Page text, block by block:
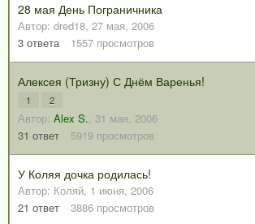
28 мая День Пограничника
Автор: dred18, 27 мая, 2006
3 ответа 1557 просмотров
Алексея (Тризну) С Днём Варенья!
1 2
Автор: Alex S., 31 мая, 2006
31 ответ 5919 просмотров
У Коляя дочка родилась!
Автор: Коляй, 1 июня, 2006
21 ответ 3886 просмотров